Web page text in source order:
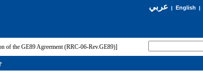
عربي| English |
of the GE89 Agreement (RRC-06-Rev.GE89)]